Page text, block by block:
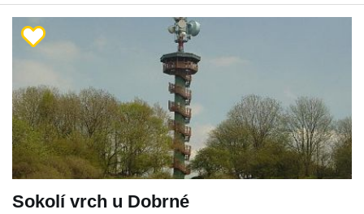
Sokolí vrch u Dobrné